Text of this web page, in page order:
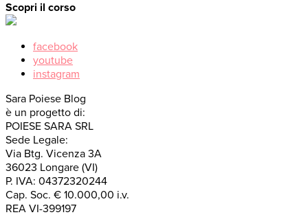
Scopri il corso
facebook
youtube
instagram
Sara Poiese Blog
è un progetto di:
POIESE SARA SRL
Sede Legale:
Via Btg. Vicenza 3A
36023 Longare (VI)
P. IVA: 04372320244
Cap. Soc. € 10.000,00 i.v.
REA VI-399197